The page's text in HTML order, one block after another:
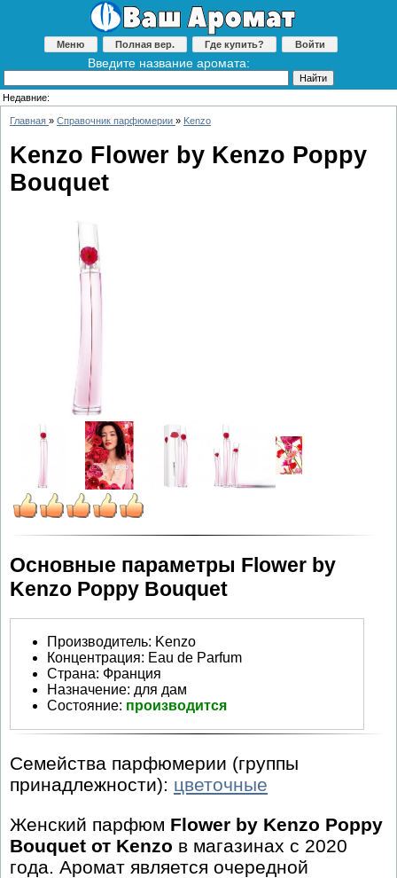
Меню Полная вер. Где купить? Войти
Введите название аромата:
Недавние:
Главная » Справочник парфюмерии » Kenzo
Kenzo Flower by Kenzo Poppy
Bouquet
Основные параметры Flower by
Kenzo Poppy Bouquet
Производитель: Kenzo
Концентрация: Eau de Parfum
Страна: Франция
Назначение: для дам
Состояние: производится
Семейства парфюмерии (группы
принадлежности): цветочные
Женский парфюм Flower by Kenzo Poppy
Bouquet от Kenzo в магазинах с 2020
года. Аромат является очередной